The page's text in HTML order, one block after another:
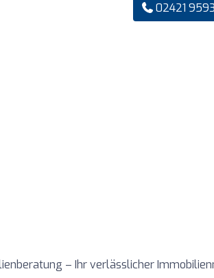
02421
– Ihr verlässlicher